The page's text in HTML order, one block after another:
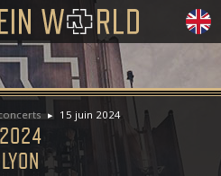
15 juin 2024
2024